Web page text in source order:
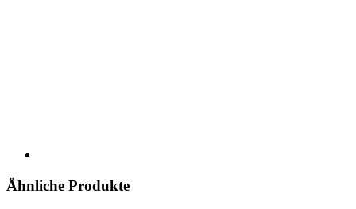
Ähnliche Produkte